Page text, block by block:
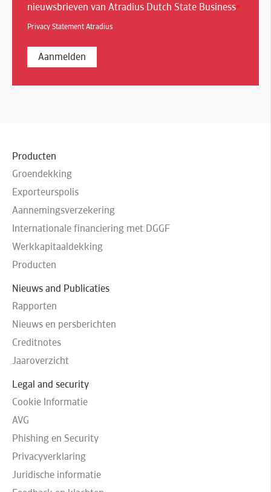
nieuwsbrieven van Atradius Dutch State Business*
Privacy Statement Atradius
Producten
Groendekking
Exporteurspolis
Aannemingsverzekering
Internationale financiering met DGGF
Werkkapitaaldekking
Producten
Nieuws and Publicaties
Rapporten
Nieuws en persberichten
Creditnotes
Jaaroverzicht
Legal and security
Cookie Informatie
AVG
Phishing en Security
Privacyverklaring
Juridische informatie